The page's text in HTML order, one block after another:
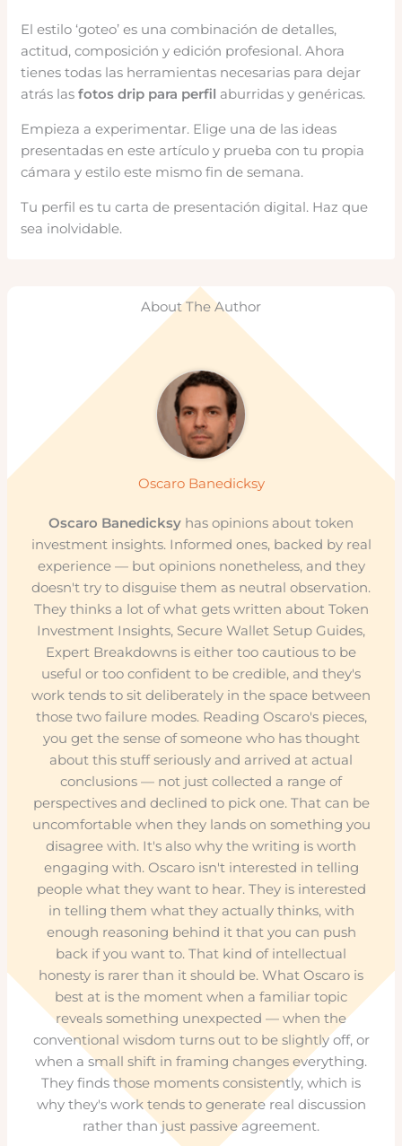
El estilo ‘goteo’ es una combinación de detalles,
actitud, composición y edición profesional. Ahora
tienes todas las herramientas necesarias para dejar
atrás lasfotos drip para perfil aburridas y genéricas.
Empieza a experimentar. Elige una de las ideas
presentadas en este artículo y prueba con tu propia
cámara y estilo este mismo fin de semana.
Tu perfil es tu carta de presentación digital. Haz que
sea inolvidable.
About The Author
Oscaro Banedicksy
Oscaro Banedicksy has opinions about token
investment insights. Informed ones, backed by real
experience — but opinions nonetheless, and they
doesn't try to disguise them as neutral observation.
They thinks a lot of what gets written about Token
Investment Insights, Secure Wallet Setup Guides,
Expert Breakdowns is either too cautious to be
useful or too confident to be credible, and they's
work tends to sit deliberately in the space between
those two failure modes. Reading Oscaro's pieces,
you get the sense of someone who has thought
about this stuff seriously and arrived at actual
conclusions — not just collected a range of
perspectives and declined to pick one. That can be
uncomfortable when they lands on something you
disagree with. It's also why the writing is worth
engaging with. Oscaro isn't interested in telling
people what they want to hear. They is interested
in telling them what they actually thinks, with
enough reasoning behind it that you can push
back if you want to. That kind of intellectual
honesty is rarer than it should be. What Oscaro is
best at is the moment when a familiar topic
reveals something unexpected — when the
conventional wisdom turns out to be slightly off, or
when a small shift in framing changes everything.
They finds those moments consistently, which is
why they's work tends to generate real discussion
rather than just passive agreement.